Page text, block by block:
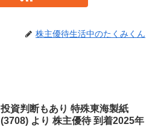
株主優待生活中のたくみくん
投資判断もあり 特殊東海製紙
(3708) より 株主優待 到着2025年